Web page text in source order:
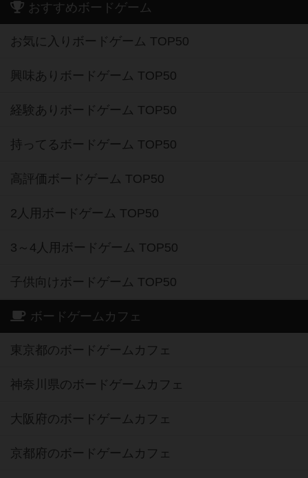
おすすめボードゲーム
お気に入りボードゲーム TOP50
興味ありボードゲーム TOP50
経験ありボードゲーム TOP50
持ってるボードゲーム TOP50
高評価ボードゲーム TOP50
2人用ボードゲーム TOP50
3～4人用ボードゲーム TOP50
子供向けボードゲーム TOP50
ボードゲームカフェ
東京都のボードゲームカフェ
神奈川県のボードゲームカフェ
大阪府のボードゲームカフェ
京都府のボードゲームカフェ